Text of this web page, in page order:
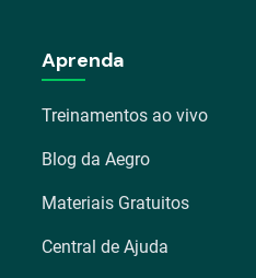
Aprenda
Treinamentos ao vivo
Blog da Aegro
Materiais Gratuitos
Central de Ajuda